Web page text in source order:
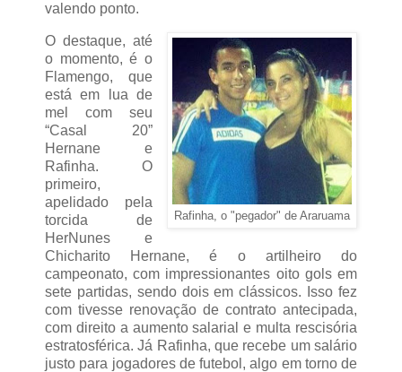
valendo ponto.
Rafinha, o "pegador" de Araruama
O destaque, até
o momento, é o
Flamengo, que
está em lua de
mel com seu
“Casal 20”
Hernane e
Rafinha. O
primeiro,
apelidado pela
torcida de
HerNunes e
Chicharito Hernane, é o artilheiro do
campeonato, com impressionantes oito gols em
sete partidas, sendo dois em clássicos. Isso fez
com tivesse renovação de contrato antecipada,
com direito a aumento salarial e multa rescisória
estratosférica. Já Rafinha, que recebe um salário
justo para jogadores de futebol, algo em torno de